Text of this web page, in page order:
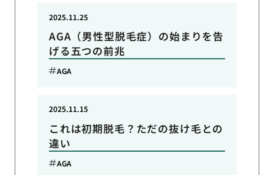
AGA（男性型脱毛症）の始まりを告
げる五つの前兆
2025.11.25
AGA
これは初期脱毛？ただの抜け毛との
違い
2025.11.15
AGA